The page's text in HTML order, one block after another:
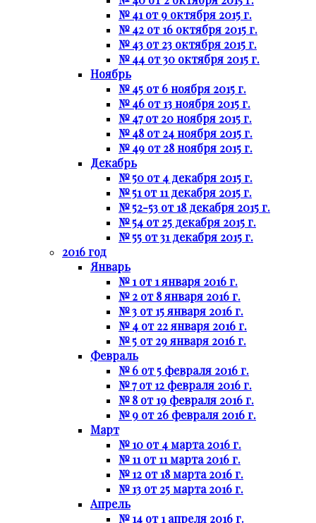
№ 41 от 9 октября 2015 г.
№ 42 от 16 октября 2015 г.
№ 43 от 23 октября 2015 г.
№ 44 от 30 октября 2015 г.
Ноябрь
№ 45 от 6 ноября 2015 г.
№ 46 от 13 ноября 2015 г.
№ 47 от 20 ноября 2015 г.
№ 48 от 24 ноября 2015 г.
№ 49 от 28 ноября 2015 г.
Декабрь
№ 50 от 4 декабря 2015 г.
№ 51 от 11 декабря 2015 г.
№ 52-53 от 18 декабря 2015 г.
№ 54 от 25 декабря 2015 г.
№ 55 от 31 декабря 2015 г.
2016 год
Январь
№ 1 от 1 января 2016 г.
№ 2 от 8 января 2016 г.
№ 3 от 15 января 2016 г.
№ 4 от 22 января 2016 г.
№ 5 от 29 января 2016 г.
Февраль
№ 6 от 5 февраля 2016 г.
№ 7 от 12 февраля 2016 г.
№ 8 от 19 февраля 2016 г.
№ 9 от 26 февраля 2016 г.
Март
№ 10 от 4 марта 2016 г.
№ 11 от 11 марта 2016 г.
№ 12 от 18 марта 2016 г.
№ 13 от 25 марта 2016 г.
Апрель
№ 14 от 1 апреля 2016 г.